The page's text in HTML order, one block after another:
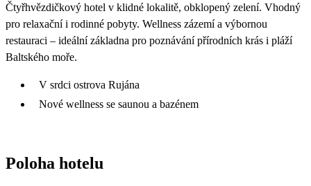
Čtyřhvězdičkový hotel v klidné lokalitě, obklopený zelení. Vhodný
pro relaxační i rodinné pobyty. Wellness zázemí a výbornou
restauraci – ideální základna pro poznávání přírodních krás i pláží
Baltského moře.
V srdci ostrova Rujána
Nové wellness se saunou a bazénem
Poloha hotelu